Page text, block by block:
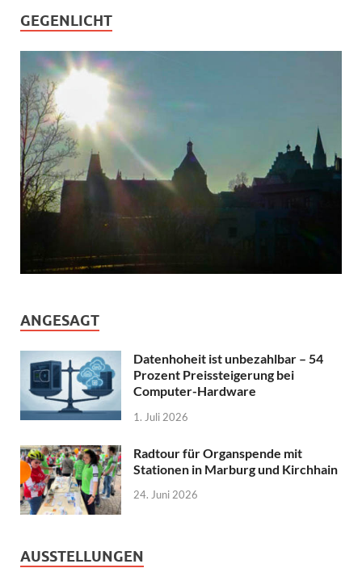
GEGENLICHT
ANGESAGT
Datenhoheit ist unbezahlbar – 54
Prozent Preissteigerung bei
Computer-Hardware
1. Juli 2026
Radtour für Organspende mit
Stationen in Marburg und Kirchhain
24. Juni 2026
AUSSTELLUNGEN